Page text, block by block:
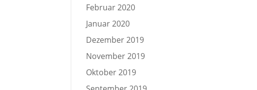
Februar 2020
Januar 2020
Dezember 2019
November 2019
Oktober 2019